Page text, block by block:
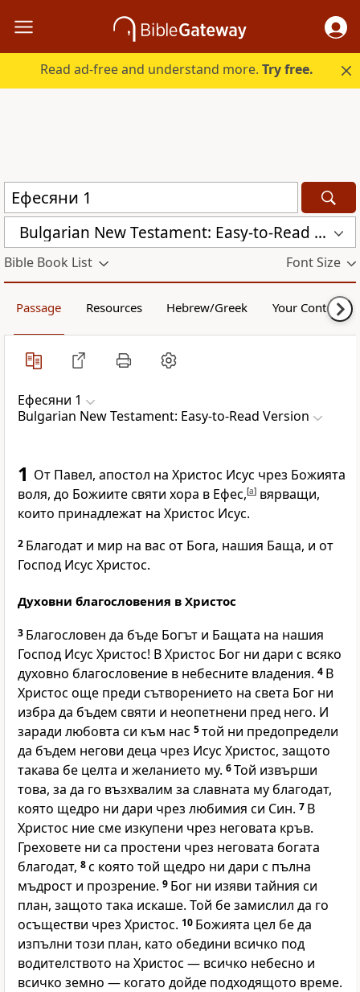
Read ad-free and understand more.Try free.
Bulgarian New Testament: Easy-to-Read Version (ERV-BG)
Bible Book List Font Size
Passage Resources Hebrew/Greek Your Content
Ефесяни 1
Bulgarian New Testament: Easy-to-Read Version
1 От Павел, апостол на Христос Исус чрез Божията
воля, до Божиите святи хора в Ефес,[a] вярващи,
които принадлежат на Христос Исус.
2 Благодат и мир на вас от Бога, нашия Баща, и от
Господ Исус Христос.
Духовни благословения в Христос
3 Благословен да бъде Богът и Бащата на нашия
Господ Исус Христос! В Христос Бог ни дари с всяко
духовно благословение в небесните владения. 4 В
Христос още преди сътворението на света Бог ни
избра да бъдем святи и неопетнени пред него. И
заради любовта си към нас 5той ни предопредели
да бъдем негови деца чрез Исус Христос, защото
такава бе целта и желанието му. 6Той извърши
това, за да го възхвалим за славната му благодат,
която щедро ни дари чрез любимия си Син. 7 В
Христос ние сме изкупени чрез неговата кръв.
Греховете ни са простени чрез неговата богата
благодат, 8с която той щедро ни дари с пълна
мъдрост и прозрение. 9 Бог ни изяви тайния си
план, защото така искаше. Той бе замислил да го
осъществи чрез Христос. 10 Божията цел бе да
изпълни този план, като обедини всичко под
водителството на Христос — всичко небесно и
всичко земно — когато дойде подходящото време.